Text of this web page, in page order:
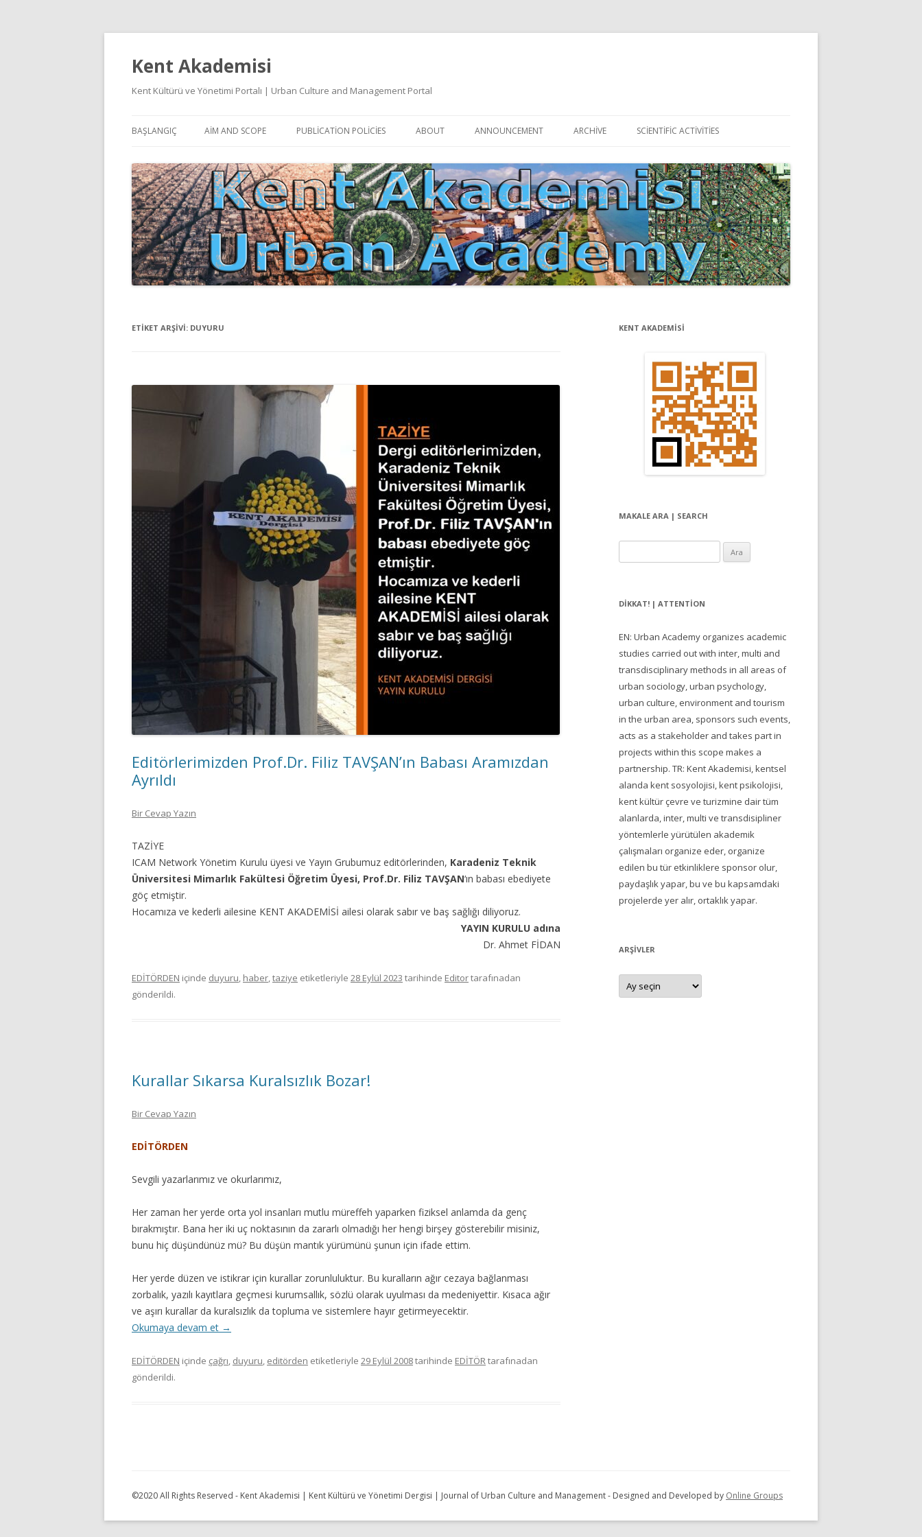
Kent Akademisi
Kent Kültürü ve Yönetimi Portalı | Urban Culture and Management Portal
atla
BAŞLANGIÇ AIM AND SCOPE PUBLICATION POLICIES
DOCUMENTATION
YAZIM KURALLARI
SÜREÇ REHBERI | PROCESS GUIDE
ETIK İLKELER | ETHICAL RULES
ABOUT
EDITORIAL BOARD
ETIK KURUL | ETHICAL BOARDS
İNDEKSLER
JOURNAL HISTORY | DERGI
TARIHÇESI
İLETIŞIM | CONTACT US
PUBLICATION GROUP
REKLAM TARIFESI |
ADVERTISEMENT FEE
ANNOUNCEMENT ARCHIVE SCIENTIFIC ACTIVITIES
ETIKET ARŞIVI: DUYURU
Editörlerimizden Prof.Dr. Filiz TAVŞAN’ın Babası Aramızdan
Ayrıldı
Bir Cevap Yazın
TAZİYE
ICAM Network Yönetim Kurulu üyesi ve Yayın Grubumuz editörlerinden, Karadeniz Teknik
Üniversitesi Mimarlık Fakültesi Öğretim Üyesi, Prof.Dr. Filiz TAVŞAN‘ın babası ebediyete
göç etmiştir.
Hocamıza ve kederli ailesine KENT AKADEMİSİ ailesi olarak sabır ve baş sağlığı diliyoruz.
YAYIN KURULU adına
Dr. Ahmet FİDAN
EDİTÖRDEN içinde duyuru, haber,taziye etiketleriyle 28 Eylül 2023 tarihinde Editortarafınadan
gönderildi.
Kurallar Sıkarsa Kuralsızlık Bozar!
Bir Cevap Yazın
EDİTÖRDEN
Sevgili yazarlarımız ve okurlarımız,
Her zaman her yerde orta yol insanları mutlu müreffeh yaparken fiziksel anlamda da genç
bırakmıştır. Bana her iki uç noktasının da zararlı olmadığı her hengi birşey gösterebilir misiniz,
bunu hiç düşündünüz mü? Bu düşün mantık yürümünü şunun için ifade ettim.
Her yerde düzen ve istikrar için kurallar zorunluluktur. Bu kuralların ağır cezaya bağlanması
zorbalık, yazılı kayıtlara geçmesi kurumsallık, sözlü olarak uyulması da medeniyettir. Kısaca ağır
ve aşırı kurallar da kuralsızlık da topluma ve sistemlere hayır getirmeyecektir.
Okumaya devam et →
EDİTÖRDEN içinde çağrı, duyuru, editörden etiketleriyle 29 Eylül 2008tarihinde EDİTÖRtarafınadan
gönderildi.
KENT AKADEMİSİ
MAKALE ARA | SEARCH
DIKKAT! | ATTENTION
EN: Urban Academy organizes academic
studies carried out with inter, multi and
transdisciplinary methods in all areas of
urban sociology, urban psychology,
urban culture, environment and tourism
in the urban area, sponsors such events,
acts as a stakeholder and takes part in
projects within this scope makes a
partnership. TR: Kent Akademisi, kentsel
alanda kent sosyolojisi, kent psikolojisi,
kent kültür çevre ve turizmine dair tüm
alanlarda, inter, multi ve transdisipliner
yöntemlerle yürütülen akademik
çalışmaları organize eder, organize
edilen bu tür etkinliklere sponsor olur,
paydaşlık yapar, bu ve bu kapsamdaki
projelerde yer alır, ortaklık yapar.
ARŞIVLER
Arşivler
©2020 All Rights Reserved - Kent Akademisi | Kent Kültürü ve Yönetimi Dergisi | Journal of Urban Culture and Management - Designed and Developed by Online Groups